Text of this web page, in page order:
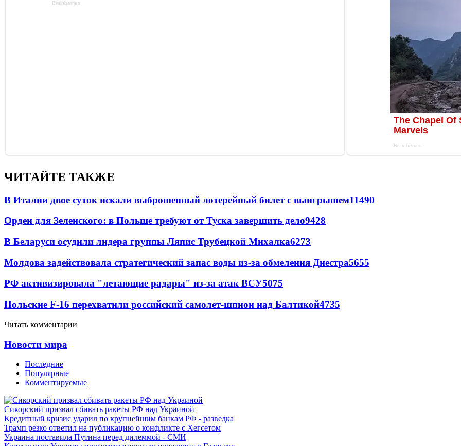
ЧИТАЙТЕ ТАКЖЕ
В Италии двое суток искали выброшенный лотерейный билет с выигрышем11490
Орден для Зеленского: в Польше требуют от Туска завершить дело9428
В Беларуси осудили лидера группы Ляпис Трубецкой Михалка6273
Молдова задействовала стратегический запас воды из-за обмеления Днестра5655
РФ активизировала "летающие радары" из-за атак ВСУ5075
Польские F-16 перехватили российский самолет-шпион над Балтикой4735
Читать комментарии
Новости мира
Последние
Популярные
Комментируемые
Сикорский призвал сбивать ракеты РФ над Украиной
Кредитный кризис ударил по крупнейшим банкам РФ - разведка
Трамп резко ответил на публикацию о конфликте с Хегсетом
Украина поставила Путина перед дилеммой - СМИ